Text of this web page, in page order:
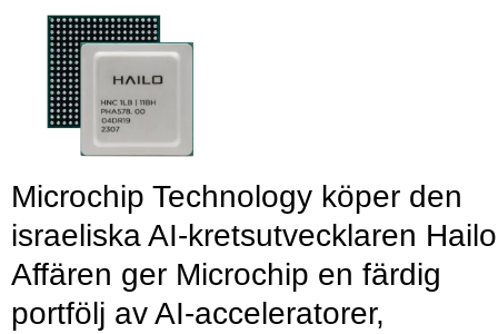
Microchip Technology köper den
israeliska AI-kretsutvecklaren
Affären ger Microchip en färdig
portfölj av AI-acceleratorer,